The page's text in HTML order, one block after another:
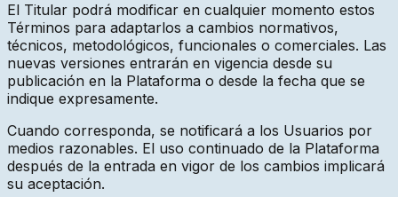
El Titular podrá modificar en cualquier momento estos
Términos para adaptarlos a cambios normativos,
técnicos, metodológicos, funcionales o comerciales. Las
nuevas versiones entrarán en vigencia desde su
publicación en la Plataforma o desde la fecha que se
indique expresamente.
Cuando corresponda, se notificará a los Usuarios por
medios razonables. El uso continuado de la Plataforma
después de la entrada en vigor de los cambios implicará
su aceptación.